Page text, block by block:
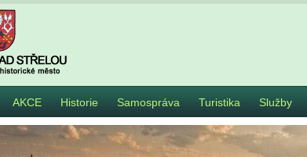
AKCE Historie Samospráva Turistika Služby